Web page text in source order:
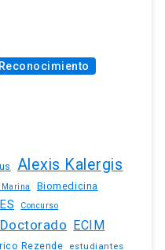
Reconocimiento
Alexis Kalergis
Biomedicina
Concurso
Doctorado ECIM
Rezende estudiantes